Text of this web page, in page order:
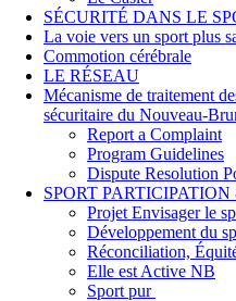
SÉCURITÉ DANS LE
La voie vers un sport plus
Commotion cérébrale
LE RÉSEAU
Mécanisme de traitement
sécuritaire du Nouveau-
Report a Complaint
Program Guidelines
Dispute Resolution
SPORT
Projet Envisager le
Développement du
Réconciliation,
Elle est Active NB
Sport pur